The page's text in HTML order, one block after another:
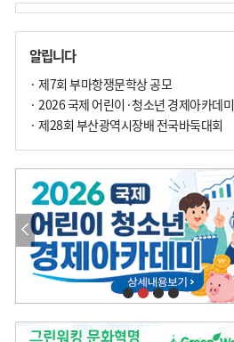
알립니다
· 제7회 부마항쟁문학상 공모
· 2026 국제 어린이·청소년 경제아카데미
· 제28회 부산광역시장배 전국바둑대회